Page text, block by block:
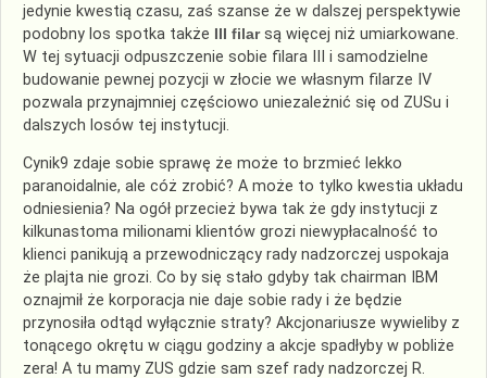
jedynie kwestią czasu, zaś szanse że w dalszej perspektywie
podobny los spotka także III filarsą więcej niż umiarkowane.
W tej sytuacji odpuszczenie sobie filara III i samodzielne
budowanie pewnej pozycji w złocie we własnym filarze IV
pozwala przynajmniej częściowo uniezależnić się od ZUSu i
dalszych losów tej instytucji.
Cynik9 zdaje sobie sprawę że może to brzmieć lekko
paranoidalnie, ale cóż zrobić? A może to tylko kwestia układu
odniesienia? Na ogół przecież bywa tak że gdy instytucji z
kilkunastoma milionami klientów grozi niewypłacalność to
klienci panikują a przewodniczący rady nadzorczej uspokaja
że plajta nie grozi. Co by się stało gdyby tak chairman IBM
oznajmił że korporacja nie daje sobie rady i że będzie
przynosiła odtąd wyłącznie straty? Akcjonariusze wywieliby z
tonącego okrętu w ciągu godziny a akcje spadłyby w pobliże
zera! A tu mamy ZUS gdzie sam szef rady nadzorczej R.